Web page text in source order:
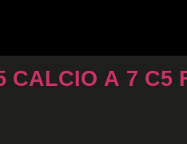
CALCIO A 7 C5